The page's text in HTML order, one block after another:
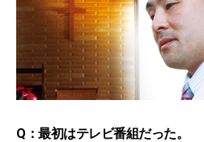
Q：最初はテレビ番組だった。